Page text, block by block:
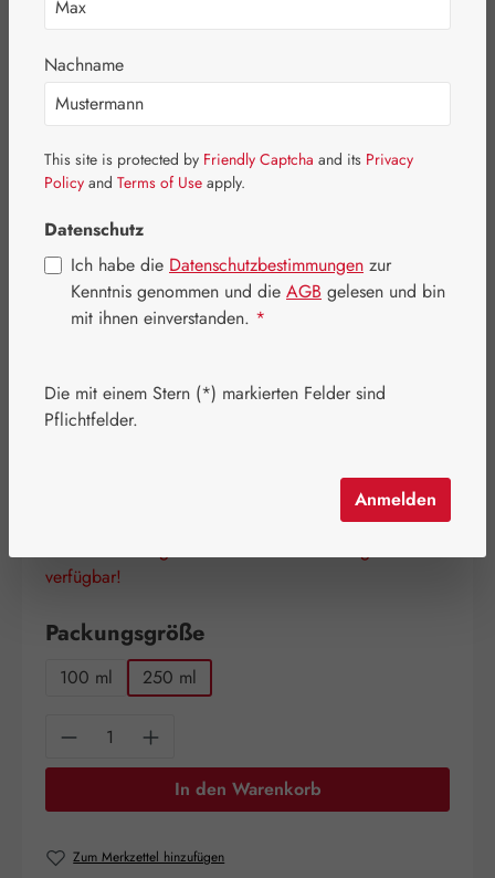
Bildergalerie überspringen
Regulärer Preis:
14,40 €
verfügbar!
Packungsgrößeauswählen
100 ml 250 ml
Produkt Anzahl: Gib den gewünschten
In den Warenkorb
Zum Merkzettel hinzufügen
Nachname
This site is protected by Friendly Captcha and its Privacy
Policy and Terms of Use apply.
Datenschutz
Ich habe die Datenschutzbestimmungen zur
Kenntnis genommen und die AGB gelesen und bin
mit ihnen einverstanden. *
Die mit einem Stern (*) markierten Felder sind
Pflichtfelder.
Anmelden